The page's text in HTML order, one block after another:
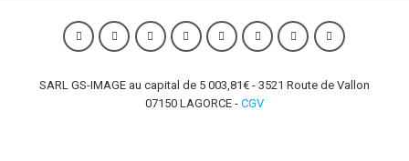
SARL GS-IMAGE au capital de 5 003,81€ - 3521 Route de Vallon
07150 LAGORCE - CGV